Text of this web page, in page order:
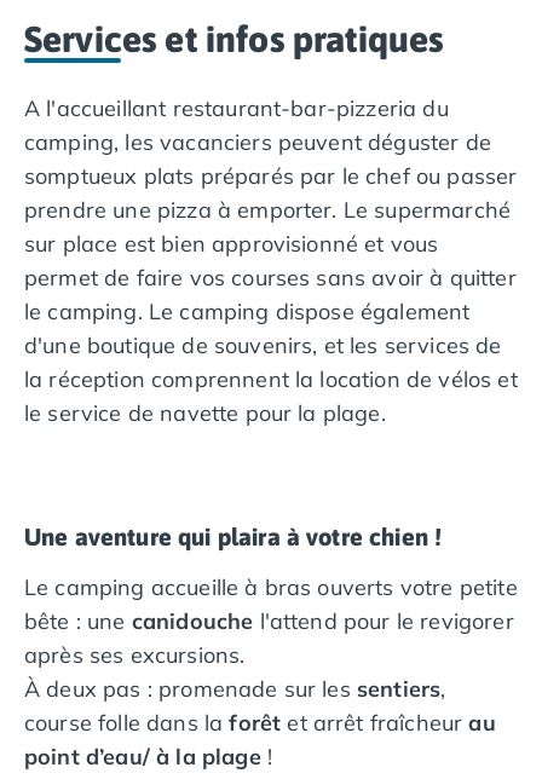
Services et infos pratiques
A l'accueillant restaurant-bar-pizzeria du
camping, les vacanciers peuvent déguster de
somptueux plats préparés par le chef ou passer
prendre une pizza à emporter. Le supermarché
sur place est bien approvisionné et vous
permet de faire vos courses sans avoir à quitter
le camping. Le camping dispose également
d'une boutique de souvenirs, et les services de
la réception comprennent la location de vélos et
le service de navette pour la plage.
Une aventure qui plaira à votre chien !
Le camping accueille à bras ouverts votre petite
bête : une canidouche l'attend pour le revigorer
après ses excursions.
À deux pas : promenade sur les sentiers,
course folle dans laforêtet arrêt fraîcheurau
point d’eau/ à la plage!